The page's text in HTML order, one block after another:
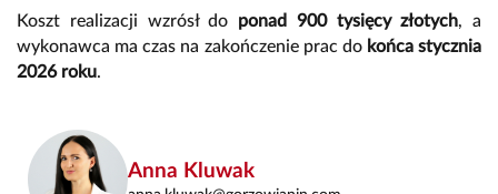
Koszt realizacji wzrósł do ponad 900 tysięcy złotych, a
wykonawca ma czas na zakończenie prac do końca stycznia
2026 roku.
Anna Kluwak